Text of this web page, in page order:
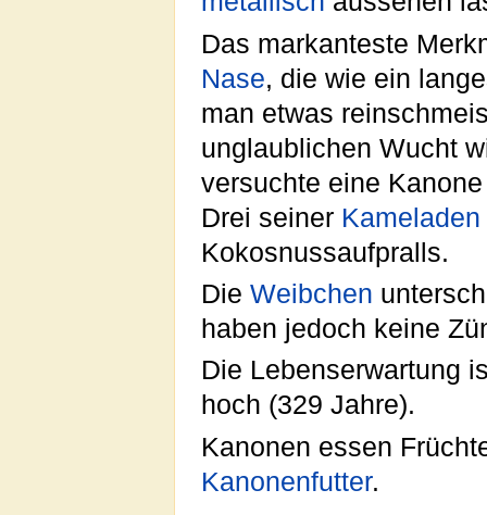
Das markanteste
Nase, die wie ein
man etwas
unglaublichen Wucht
versuchte eine
Drei seiner Kameladen
Kokosnussaufpralls.
Die Weibchen
haben jedoch keine
Die Lebenserwartung
hoch (329 Jahre).
Kanonen essen
Kanonenfutter.